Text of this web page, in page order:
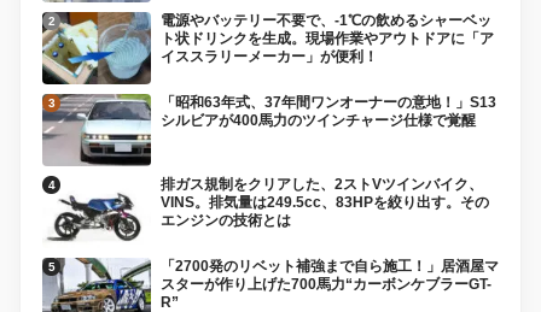
電源やバッテリー不要で、-1℃の飲めるシャーベッ
ト状ドリンクを生成。現場作業やアウトドアに「ア
イススラリーメーカー」が便利！
「昭和63年式、37年間ワンオーナーの意地！」S13
シルビアが400馬力のツインチャージ仕様で覚醒
排ガス規制をクリアした、2ストVツインバイク、
VINS。排気量は249.5cc、83HPを絞り出す。その
エンジンの技術とは
「2700発のリベット補強まで自ら施工！」居酒屋マ
スターが作り上げた700馬力“カーボンケブラーGT-
R”